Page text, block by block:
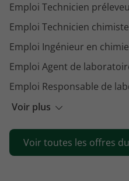
Voir plus
Emploi Technicien
Emploi Technicien chimiste
Emploi Ingénieur en
Emploi Agent de
Emploi Responsable de
Emploi Technicien
Emploi Ingénieur chimiste
Emploi Opérateur
Voir toutes les offres